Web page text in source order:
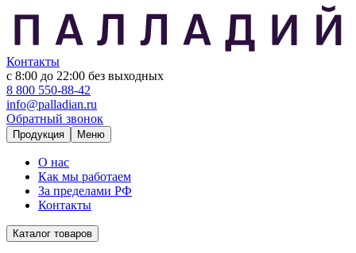
Контакты
с 8:00 до 22:00 без выходных
8 800 550-88-42
info@palladian.ru
Обратный звонок
Продукция Меню
О нас
Как мы работаем
За пределами РФ
Контакты
Каталог товаров